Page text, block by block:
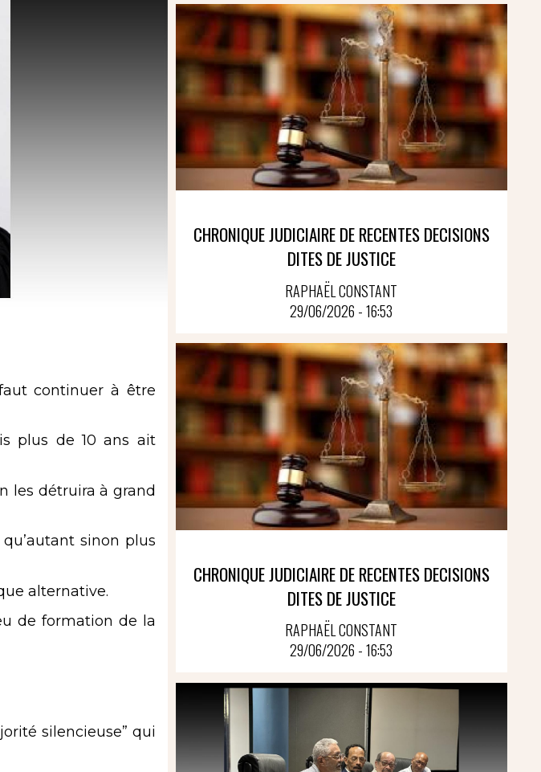
continuer à être
plus de 10 ans ait
les détruira à grand
sinon plus
alternative.
de formation de la
silencieuse” qui
CHRONIQUE JUDICIAIRE DE RECENTES DECISIONS
DITES DE JUSTICE
RAPHAËL CONSTANT
29/06/2026 - 16:53
CHRONIQUE JUDICIAIRE DE RECENTES DECISIONS
DITES DE JUSTICE
RAPHAËL CONSTANT
29/06/2026 - 16:53